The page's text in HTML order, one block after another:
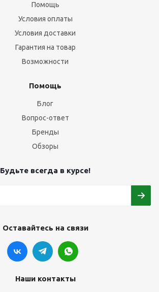
Помощь
Условия оплаты
Условия доставки
Гарантия на товар
Возможности
Помощь
Блог
Вопрос-ответ
Бренды
Обзоры
Будьте всегда в курсе!
Оставайтесь на связи
Наши контакты